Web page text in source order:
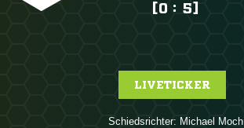
[0 : 5]
LIVETICKER
Schiedsrichter:  